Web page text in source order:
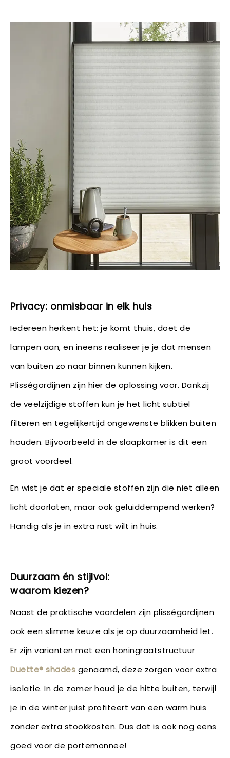
Privacy: onmisbaar in elk huis
Iedereen herkent het: je komt thuis, doet de
lampen aan, en ineens realiseer je je dat mensen
van buiten zo naar binnen kunnen kijken.
Plisségordijnen zijn hier de oplossing voor. Dankzij
de veelzijdige stoffen kun je het licht subtiel
filteren en tegelijkertijd ongewenste blikken buiten
houden. Bijvoorbeeld in de slaapkamer is dit een
groot voordeel.
En wist je dat er speciale stoffen zijn die niet alleen
licht doorlaten, maar ook geluiddempend werken?
Handig als je in extra rust wilt in huis.
Duurzaam én stijlvol:
waarom kiezen?
Naast de praktische voordelen zijn plisségordijnen
ook een slimme keuze als je op duurzaamheid let.
Er zijn varianten met een honingraatstructuur
Duette® shades genaamd, deze zorgen voor extra
isolatie. In de zomer houd je de hitte buiten, terwijl
je in de winter juist profiteert van een warm huis
zonder extra stookkosten. Dus dat is ook nog eens
goed voor de portemonnee!